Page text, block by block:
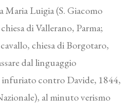
Maria Luigia (S. Giacomo
di Vallerano, Parma;
chiesa di Borgotaro,
dal linguaggio
infuriato contro Davide, 1844,
al minuto verismo